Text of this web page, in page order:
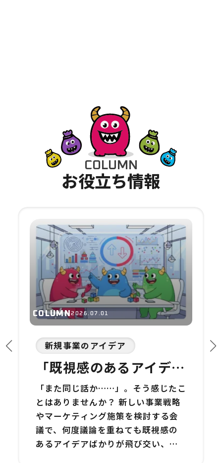
COLUMN
お役立ち情報
COLUMN2026.07.01
新規事業のアイデア
「既視感のあるアイデ
ア」しか出ない会議を打
破する3つの視点：デー
タと実行で未来を拓く
「また同じ話か……」。そう感じたこ
とはありませんか？ 新しい事業戦略
やマーケティング施策を検討する会
議で、何度議論を重ねても既視感の
あるアイデアばかりが飛び交い、結